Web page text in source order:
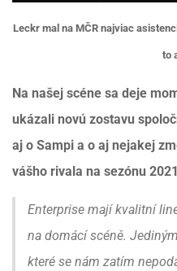
Leckr mal na MČR najviac
to
Na našej scéne sa deje
ukázali novú zostavu
aj o Sampi a o aj nejakej
vášho rivala na sezónu
Enterprise mají kvalitní
na domácí scéně.
které se nám zatím